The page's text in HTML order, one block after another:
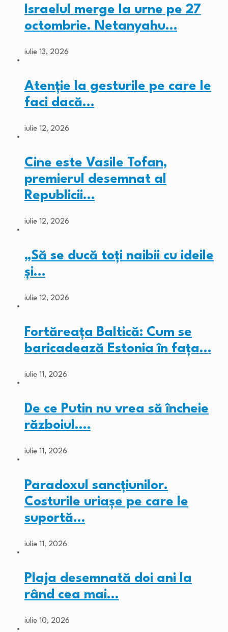
Israelul merge la urne pe 27
octombrie. Netanyahu…
iulie 13, 2026
Atenție la gesturile pe care le
faci dacă…
iulie 12, 2026
Cine este Vasile Tofan,
premierul desemnat al
Republicii…
iulie 12, 2026
„Să se ducă toți naibii cu ideile
și…
iulie 12, 2026
Fortăreața Baltică: Cum se
baricadează Estonia în fața…
iulie 11, 2026
De ce Putin nu vrea să încheie
războiul.…
iulie 11, 2026
Paradoxul sancțiunilor.
Costurile uriașe pe care le
suportă…
iulie 11, 2026
Plaja desemnată doi ani la
rând cea mai…
iulie 10, 2026